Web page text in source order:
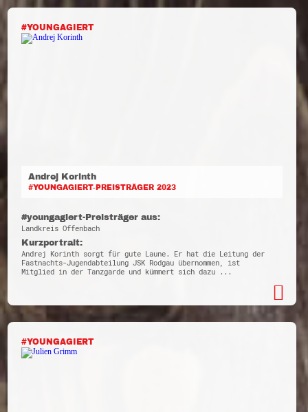
#YOUNGAGIERT
Andrej Korinth
#YOUNGAGIERT-PREISTRÄGER 2023
#youngagiert-Preisträger aus:
Landkreis Offenbach
Kurzportrait:
Andrej Korinth sorgt für gute Laune. Er hat die Leitung der
Fastnachts-Jugendabteilung JSK Rodgau übernommen, ist
Mitglied in der Tanzgarde und kümmert sich dazu ...
#YOUNGAGIERT